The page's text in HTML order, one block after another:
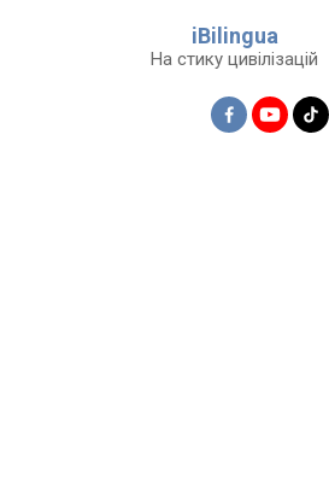
iBilingua
На стику цивілізацій